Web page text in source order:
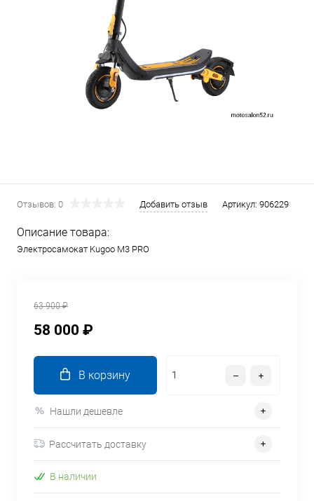
Отзывов: 0 Добавить отзыв Артикул: 906229
Описание товара:
Электросамокат Kugoo M3 PRO
63 900 ₽
58 000 ₽
В корзину
Нашли дешевле
Рассчитать доставку
В наличии